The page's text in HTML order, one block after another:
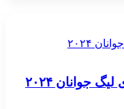
۲۰۲۴
جوانان ۲۰۲۴